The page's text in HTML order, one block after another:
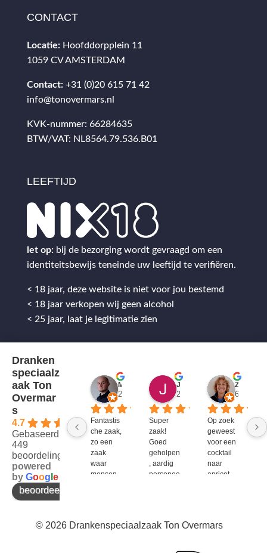
CONTACT
Locatie: Hoofddorpplein 11
1059 CV AMSTERDAM
Contact: +31 (0)20 615 71 42
info@tonovermars.nl
KVK-nummer: 66284635
BTW/VAT: NL8564.79.536.B01
LEEFTIJD
let op: bij de bezorging wordt gevraagd om een
identiteitsbewijs teneinde uw leeftijd te verifiëren.
< 18 jaar, deze website is niet voor jou bestemd
< 18 jaar verkopen wij geen alcohol
< 25 jaar, laat je legitimatie zien
Dranken
speciaalz
aak Ton
Overmar
s
4.7
Gebaseerd op
449
beoordelingen
powered
by Goog e
beoordeel ons op
2 jaar geleden
Fantastis
che zaak,
zo een
zaak
waar
mensen
enthousi
2 jaar geleden
Super
zaak!
Goed
geholpen
, aardig
personee
6 jaar
Op zoek
geweest
voor een
cocktail
naar
apricot
niet te
© 2026 Drankenspeciaalzaak Ton Overmars